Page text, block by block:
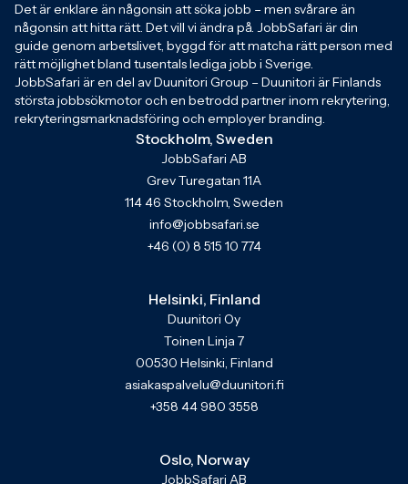
Det är enklare än någonsin att söka jobb – men svårare än
någonsin att hitta rätt. Det vill vi ändra på. JobbSafari är din
guide genom arbetslivet, byggd för att matcha rätt person med
rätt möjlighet bland tusentals lediga jobb i Sverige.
JobbSafari är en del av Duunitori Group – Duunitori är Finlands
största jobbsökmotor och en betrodd partner inom rekrytering,
rekryteringsmarknadsföring och employer branding.
Stockholm, Sweden
JobbSafari AB
Grev Turegatan 11A
114 46 Stockholm, Sweden
info@jobbsafari.se
+46 (0) 8 515 10 774
Helsinki, Finland
Duunitori Oy
Toinen Linja 7
00530 Helsinki, Finland
asiakaspalvelu@duunitori.fi
+358 44 980 3558
Oslo, Norway
JobbSafari AB